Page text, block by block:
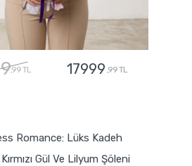
,99 TL 17999 ,99 TL
Romance: Lüks Kadeh
Gül Ve Lilyum Şöleni